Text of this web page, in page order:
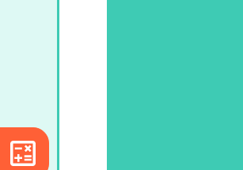
Tarifrechner öffnen